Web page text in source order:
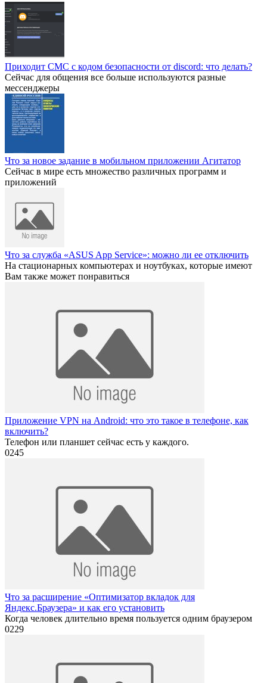
Приходит СМС с кодом безопасности от discord: что делать?
Сейчас для общения все больше используются разные
мессенджеры
Что за новое задание в мобильном приложении Агитатор
Сейчас в мире есть множество различных программ и
приложений
Что за служба «ASUS App Service»: можно ли ее отключить
На стационарных компьютерах и ноутбуках, которые имеют
Вам также может понравиться
Приложение VPN на Android: что это такое в телефоне, как
включить?
Телефон или планшет сейчас есть у каждого.
0245
Что за расширение «Оптимизатор вкладок для
Яндекс.Браузера» и как его установить
Когда человек длительно время пользуется одним браузером
0229